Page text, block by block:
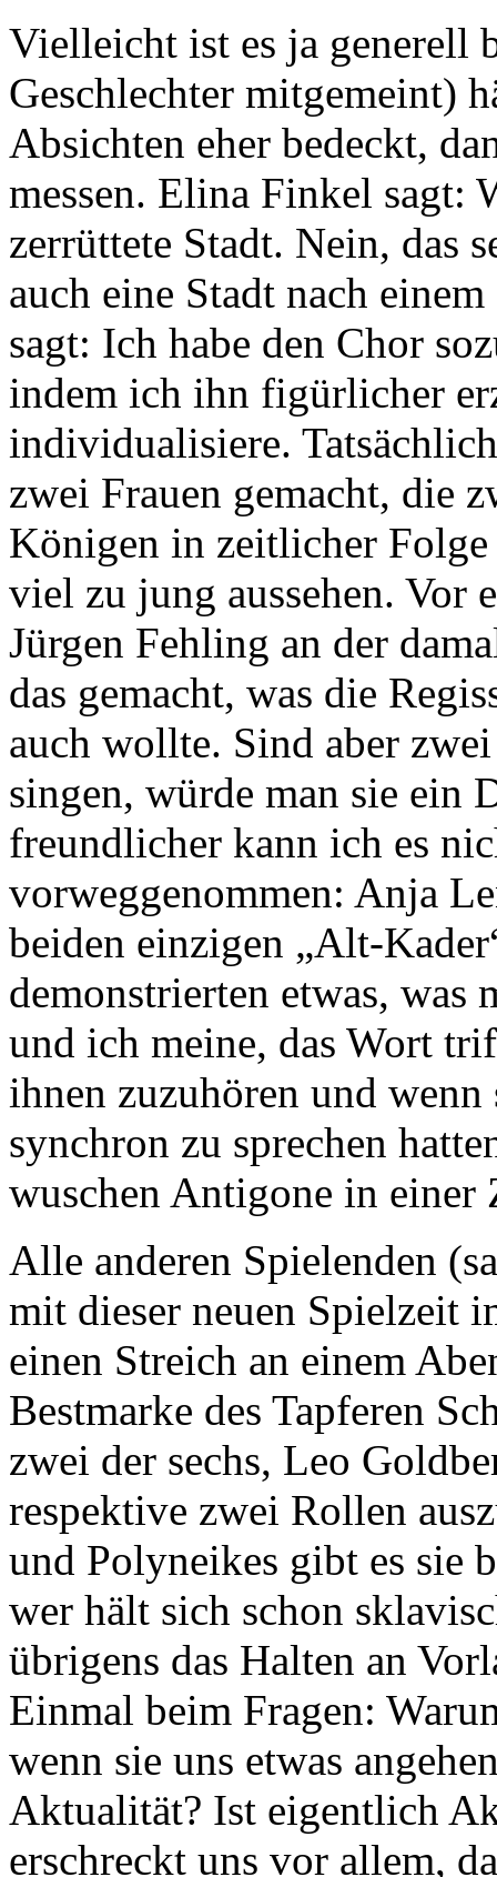
Vielleicht ist es ja generell
Geschlechter mitgemeint)
Absichten eher bedeckt,
messen. Elina Finkel sagt:
zerrüttete Stadt. Nein, das
auch eine Stadt nach
sagt: Ich habe den Chor
indem ich ihn figürlicher
individualisiere.
zwei Frauen gemacht, die
Königen in zeitlicher Folge
viel zu jung aussehen. Vor
Jürgen Fehling an der
das gemacht, was die
auch wollte. Sind aber
singen, würde man sie ein
freundlicher kann ich es
vorweggenommen: Anja
beiden einzigen „Alt-
demonstrierten etwas, was
und ich meine, das Wort
ihnen zuzuhören und
synchron zu sprechen
wuschen Antigone in einer
Alle anderen Spielenden
mit dieser neuen Spielzeit
einen Streich an einem
Bestmarke des Tapferen
zwei der sechs, Leo
respektive zwei Rollen
und Polyneikes gibt es sie
wer hält sich schon
übrigens das Halten an
Einmal beim Fragen:
wenn sie uns etwas
Aktualität? Ist eigentlich
erschreckt uns vor allem,